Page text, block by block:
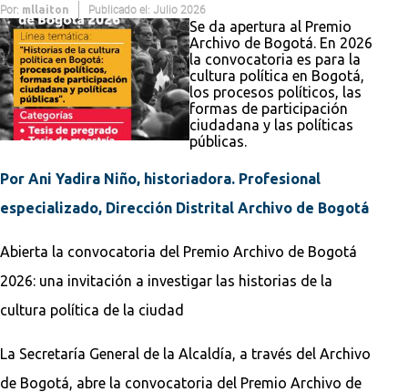
Por: mllaiton Publicado el: Julio 2026
Se da apertura al Premio
Archivo de Bogotá. En 2026
la convocatoria es para la
cultura política en Bogotá,
los procesos políticos, las
formas de participación
ciudadana y las políticas
públicas.
Por Ani Yadira Niño, historiadora. Profesional
especializado, Dirección Distrital Archivo de Bogotá
Abierta la convocatoria del Premio Archivo de Bogotá
2026: una invitación a investigar las historias de la
cultura política de la ciudad
La Secretaría General de la Alcaldía, a través del Archivo
de Bogotá, abre la convocatoria del Premio Archivo de